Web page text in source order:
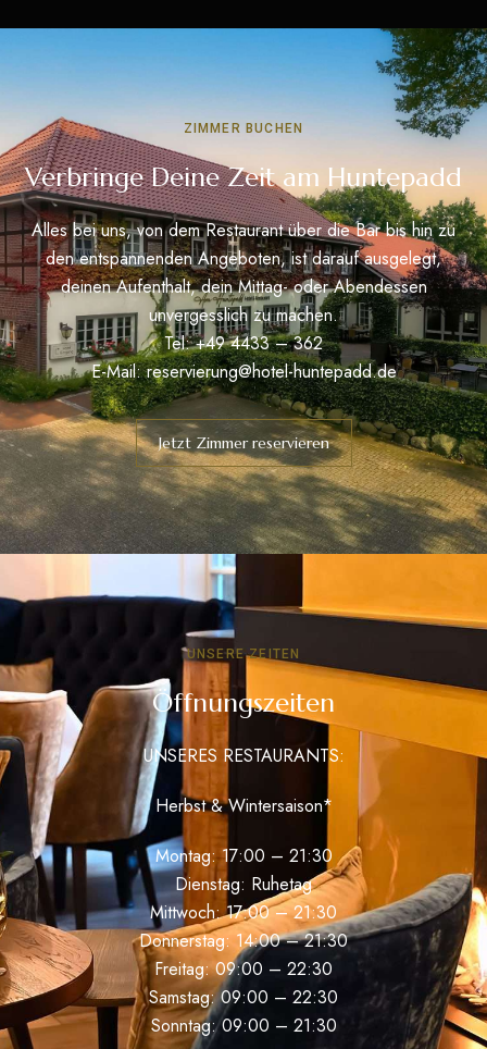
ZIMMER BUCHEN
Verbringe Deine Zeit am Huntepadd
Alles bei uns, von dem Restaurant über die Bar bis hin zu
den entspannenden Angeboten, ist darauf ausgelegt,
deinen Aufenthalt, dein Mittag- oder Abendessen
unvergesslich zu machen.
Tel: +49 4433 – 362
E-Mail:reservierung@hotel-huntepadd.de
Jetzt Zimmer reservieren
UNSERE ZEITEN
Öffnungszeiten
UNSERES RESTAURANTS:
Herbst & Wintersaison*
Montag: 17:00 – 21:30
Dienstag: Ruhetag
Mittwoch: 17:00 – 21:30
Donnerstag: 14:00 – 21:30
Freitag: 09:00 – 22:30
Samstag: 09:00 – 22:30
Sonntag: 09:00 – 21:30